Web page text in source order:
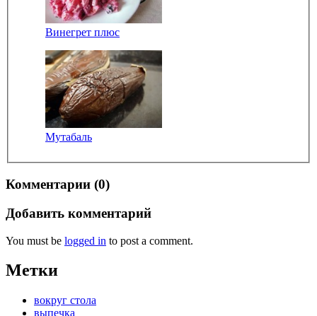
Винегрет плюс
Мутабаль
Комментарии (0)
Добавить комментарий
You must be logged in to post a comment.
Метки
вокруг стола
выпечка